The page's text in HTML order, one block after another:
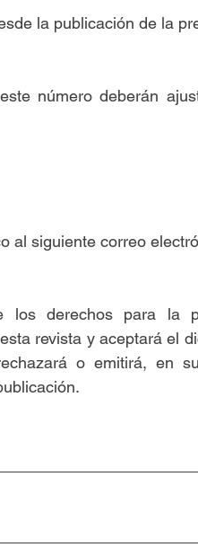
la publicación de la
número deberán
al siguiente correo
derechos para la
revista y aceptará el
o emitirá, en